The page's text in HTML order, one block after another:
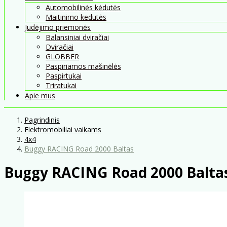
Automobilinės kėdutės
Maitinimo kedutės
Judėjimo priemonės
Balansiniai dviračiai
Dviračiai
GLOBBER
Paspiriamos mašinėlės
Paspirtukai
Triratukai
Apie mus
Pagrindinis
Elektromobiliai vaikams
4x4
Buggy RACING Road 2000 Baltas
Buggy RACING Road 2000